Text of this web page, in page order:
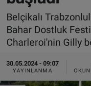
Belçikalı
Bahar Dostluk
Charleroi'nin Gilly
30.05.2024 - 09:07
YAYINLANMA
AVUSTURYA
SAĞLIK -
DÜNYA
BİLİM-
FOTO GALERİ
Tüm Manşetler
Son Dakika